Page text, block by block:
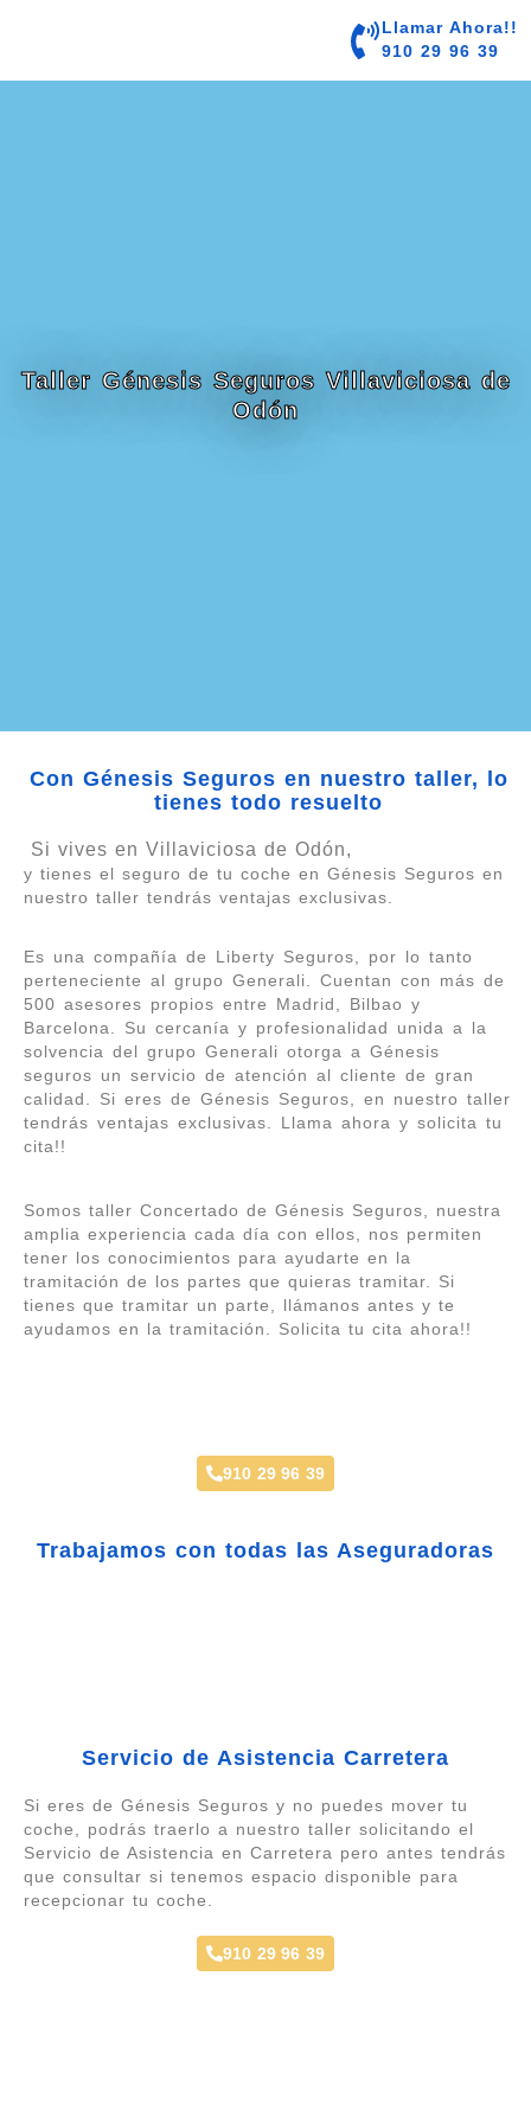
Llamar Ahora!!
910 29 96 39
Taller Génesis Seguros Villaviciosa de
Odón
Con Génesis Seguros en nuestro taller, lo
tienes todo resuelto
Si vives en Villaviciosa de Odón,
y tienes el seguro de tu coche en Génesis Seguros en
nuestro taller tendrás ventajas exclusivas.
Es una compañía de Liberty Seguros, por lo tanto
perteneciente al grupo Generali. Cuentan con más de
500 asesores propios entre Madrid, Bilbao y
Barcelona. Su cercanía y profesionalidad unida a la
solvencia del grupo Generali otorga a Génesis
seguros un servicio de atención al cliente de gran
calidad. Si eres de Génesis Seguros, en nuestro taller
tendrás ventajas exclusivas. Llama ahora y solicita tu
cita!!
Somos taller Concertado de Génesis Seguros, nuestra
amplia experiencia cada día con ellos, nos permiten
tener los conocimientos para ayudarte en la
tramitación de los partes que quieras tramitar. Si
tienes que tramitar un parte, llámanos antes y te
ayudamos en la tramitación. Solicita tu cita ahora!!
910 29 96 39
Trabajamos con todas las Aseguradoras
Servicio de Asistencia Carretera
Si eres de Génesis Seguros y no puedes mover tu
coche, podrás traerlo a nuestro taller solicitando el
Servicio de Asistencia en Carretera pero antes tendrás
que consultar si tenemos espacio disponible para
recepcionar tu coche.
910 29 96 39